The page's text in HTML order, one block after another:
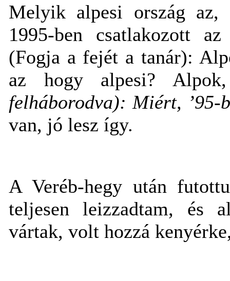
Melyik alpesi ország az,
1995-ben csatlakozott
(Fogja a fejét a tanár):
az hogy alpesi?
felháborodva): Miért, ’95-
van, jó lesz így.
A Veréb-hegy után
teljesen leizzadtam, és
vártak, volt hozzá